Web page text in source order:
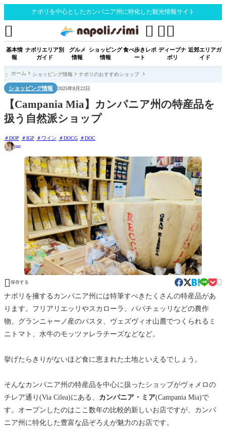
ナポリを中心としたカンパニア州に特化した観光情報サイト
基本情
報
ナポリエリア別
ガイド
グルメ
情報
ショッピング
情報
食べ歩きレポ
ート
ディープナ
ポリ
近郊エリアガ
イド
 

 ホーム ショッピング情報 ナポリのおすすめショップ
ショッピング情報 2025年8月22日
【Campania Mia】カンパニア州の特産品を
扱う自然派ショップ
DOP IGP ワイン DOCG
DOC
jun
 保存する 
ナポリを擁するカンパニア州には特筆すべきたくさんの特産品があ
ります。フリアリエッリやスカローラ、パパチェッリなどの農作
物、グランニャーノ産のパスタ、ヴェズヴィオ山麓でつくられるミ
ニトマト、水牛のモッツァレラチーズなどなど。
挙げたらきりがないほど食に恵まれた土地といえるでしょう。
そんなカンパニア州の特産品を中心に扱ったショップがヴォメロの
チレア通り(Via Cilea)にある、 カンパニア・ミア(Campania Mia)で
す。オープンしたのはここ数年の比較的新しいお店ですが、カンパ
ニア州に特化した豊富な品ぞろえが魅力のお店です。